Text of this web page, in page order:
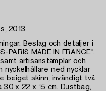
2013
Beslag och detaljer i
PARIS MADE IN FRANCE".
samt artisanstämplar och
nyckelhållare med nycklar
beiget skinn, invändigt två
30 x 22 x 15 cm. Dustbag,